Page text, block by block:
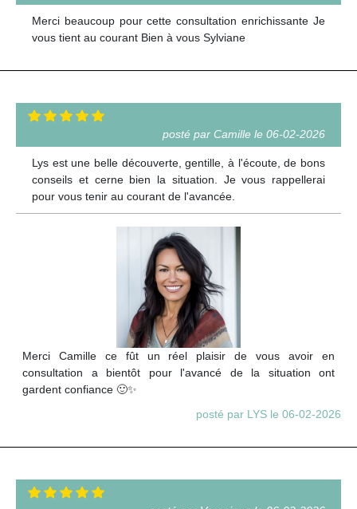
Merci beaucoup pour cette consultation enrichissante Je
vous tient au courant Bien à vous Sylviane
posté par Camille le 06-02-2026
Lys est une belle découverte, gentille, à l'écoute, de bons
conseils et cerne bien la situation. Je vous rappellerai
pour vous tenir au courant de l'avancée.
Merci Camille ce fût un réel plaisir de vous avoir en
consultation a bientôt pour l'avancé de la situation ont
gardent confiance 🙂✨
posté par LYS le 06-02-2026